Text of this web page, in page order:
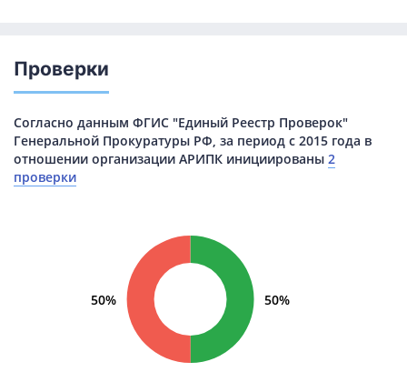
Проверки
Согласно данным ФГИС "Единый Реестр Проверок"
Генеральной Прокуратуры РФ, за период с 2015 года в
отношении организации АРИПК инициированы 2
проверки
50%
50%